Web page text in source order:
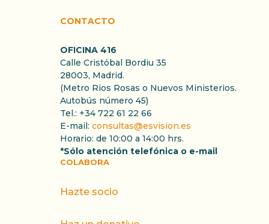
CONTACTO
OFICINA 416
Calle Cristóbal Bordiu 35
28003, Madrid.
(Metro Rios Rosas o Nuevos Ministerios.
Autobús número 45)
Tel.: +34 722 61 22 66
E-mail: consultas@esvision.es
Horario: de 10:00 a 14:00 hrs.
*Sólo atención telefónica o e-mail
COLABORA
Hazte socio